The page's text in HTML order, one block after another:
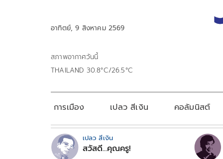
อาทิตย์, 9 สิงหาคม 2569
สภาพอากาศวันนี้
THAILAND 30.8°C/26.5°C
การเมือง เปลว สีเงิน คอลัมนิสต์
เปลว สีเงิน
สวัสดี...คุณครู!